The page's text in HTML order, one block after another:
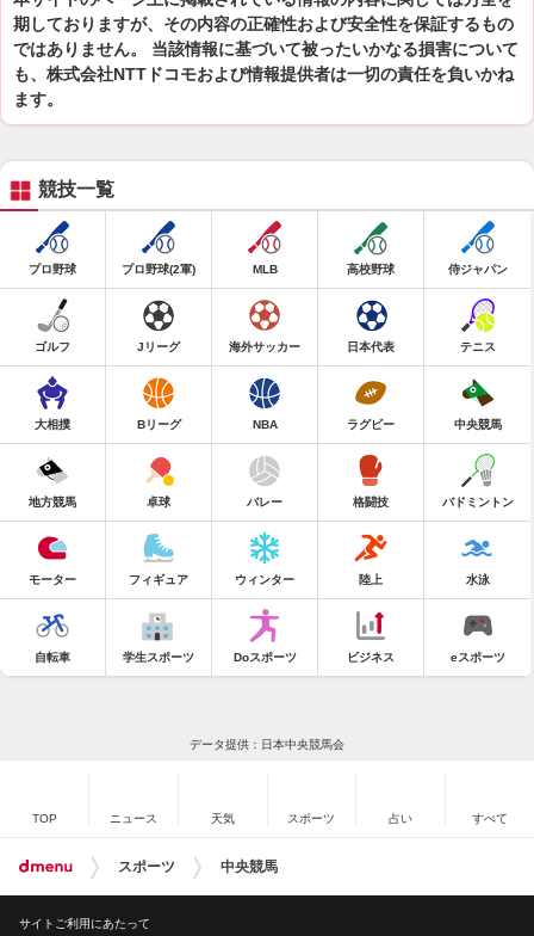
期しておりますが、その内容の正確性および安全性を保証するもの
ではありません。 当該情報に基づいて被ったいかなる損害について
も、株式会社NTTドコモおよび情報提供者は一切の責任を負いかね
ます。
競技一覧
プロ野球 プロ野球(2軍) MLB 高校野球 侍ジャパン
ゴルフ Jリーグ 海外サッカー 日本代表 テニス
大相撲 Bリーグ NBA ラグビー 中央競馬
地方競馬 卓球 バレー 格闘技 バドミントン
モーター フィギュア ウィンター 陸上 水泳
自転車 学生スポーツ Doスポーツ ビジネス eスポーツ
データ提供：日本中央競馬会
TOP ニュース 天気 スポーツ 占い すべて
スポーツ 中央競馬
サイトご利用にあたって